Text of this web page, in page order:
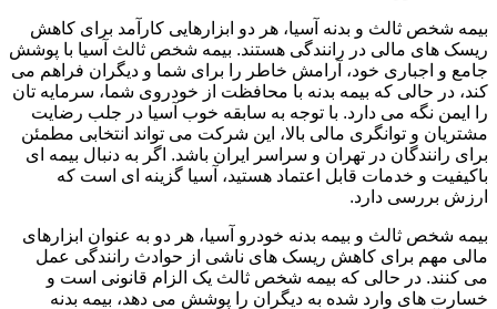
بیمه شخص ثالث و بدنه آسیا، هر دو ابزارهایی کارآمد برای کاهش
ریسک های مالی در رانندگی هستند. بیمه شخص ثالث آسیا با پوشش
جامع و اجباری خود، آرامش خاطر را برای شما و دیگران فراهم می
کند، در حالی که بیمه بدنه با محافظت از خودروی شما، سرمایه تان
را ایمن نگه می دارد. با توجه به سابقه خوب آسیا در جلب رضایت
مشتریان و توانگری مالی بالا، این شرکت می تواند انتخابی مطمئن
برای رانندگان در تهران و سراسر ایران باشد. اگر به دنبال بیمه ای
باکیفیت و خدمات قابل اعتماد هستید، آسیا گزینه ای است که
ارزش بررسی دارد.
بیمه شخص ثالث و بیمه بدنه خودرو آسیا، هر دو به عنوان ابزارهای
مالی مهم برای کاهش ریسک های ناشی از حوادث رانندگی عمل
می کنند. در حالی که بیمه شخص ثالث یک الزام قانونی است و
خسارت های وارد شده به دیگران را پوشش می دهد، بیمه بدنه